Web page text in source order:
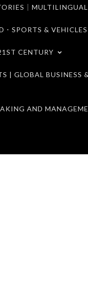
｜
SPORTS & VEHICLES
CENTURY
| GLOBAL BUSINESS
AND